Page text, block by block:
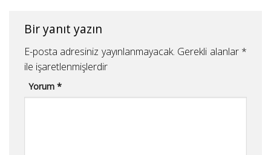
Bir yanıt yazın
E-posta adresiniz yayınlanmayacak. Gerekli alanlar *
ile işaretlenmişlerdir
Yorum*